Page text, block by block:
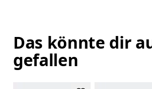
Das könnte dir
gefallen